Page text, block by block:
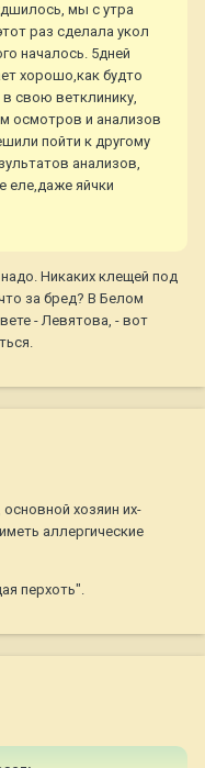
мы с утра
раз сделала укол
началось. 5дней
хорошо,как будто
свою ветклинику,
осмотров и анализов
пойти к другому
анализов,
еле,даже яйчки
Никаких клещей под
за бред? В Белом
- Левятова, - вот
хозяин их-
аллергические
перхоть".